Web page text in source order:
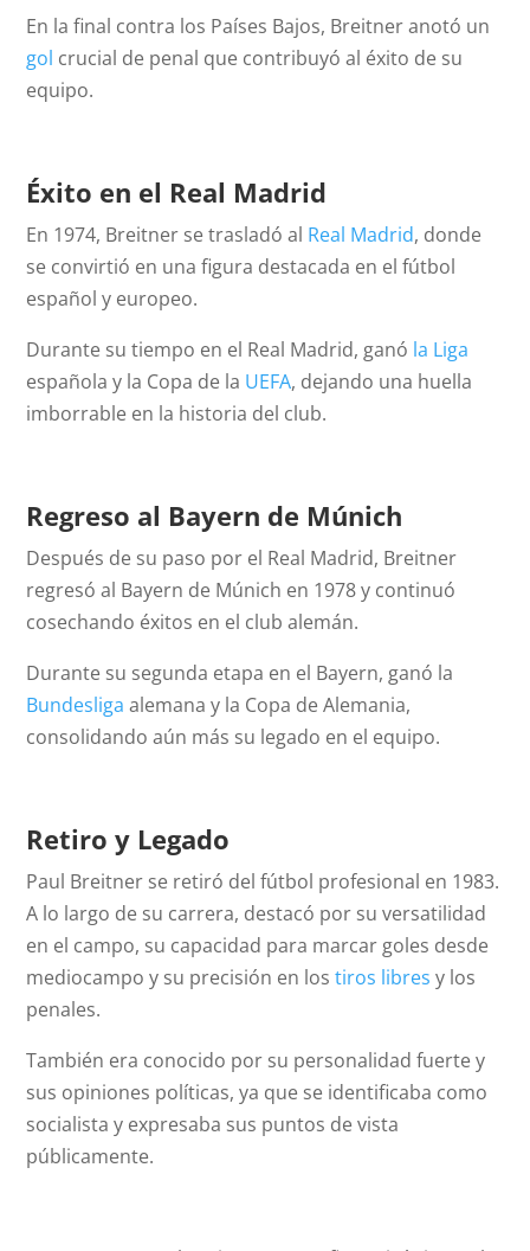
En la final contra los Países Bajos, Breitner anotó un
gol crucial de penal que contribuyó al éxito de su
equipo.
Éxito en el Real Madrid
En 1974, Breitner se trasladó al Real Madrid, donde
se convirtió en una figura destacada en el fútbol
español y europeo.
Durante su tiempo en el Real Madrid, ganó la Liga
española y la Copa de la UEFA, dejando una huella
imborrable en la historia del club.
Regreso al Bayern de Múnich
Después de su paso por el Real Madrid, Breitner
regresó al Bayern de Múnich en 1978 y continuó
cosechando éxitos en el club alemán.
Durante su segunda etapa en el Bayern, ganó la
Bundesliga alemana y la Copa de Alemania,
consolidando aún más su legado en el equipo.
Retiro y Legado
Paul Breitner se retiró del fútbol profesional en 1983.
A lo largo de su carrera, destacó por su versatilidad
en el campo, su capacidad para marcar goles desde
mediocampo y su precisión en lostiros libres y los
penales.
También era conocido por su personalidad fuerte y
sus opiniones políticas, ya que se identificaba como
socialista y expresaba sus puntos de vista
públicamente.